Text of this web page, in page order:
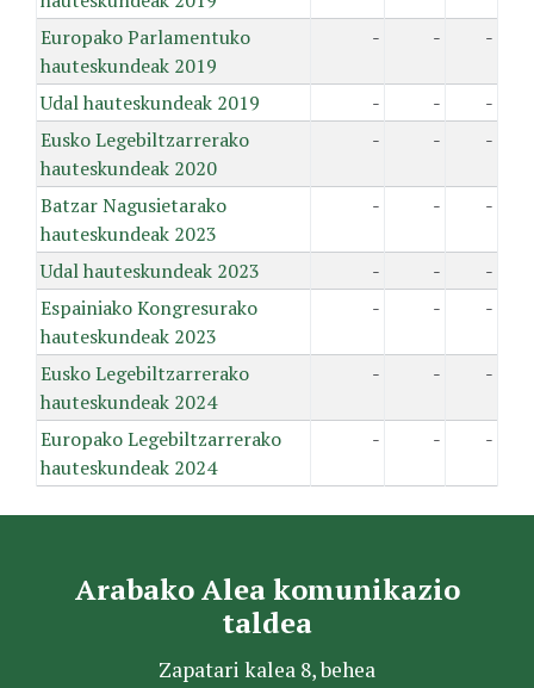
Europako Parlamentuko
hauteskundeak 2019
- - -
Udal hauteskundeak 2019 - -
-
Eusko Legebiltzarrerako
hauteskundeak 2020
- - -
Batzar Nagusietarako
hauteskundeak 2023
- - -
Udal hauteskundeak 2023 - -
-
Espainiako Kongresurako
hauteskundeak 2023
- - -
Eusko Legebiltzarrerako
hauteskundeak 2024
- - -
Europako Legebiltzarrerako
hauteskundeak 2024
- - -
Arabako Alea komunikazio
taldea
Zapatari kalea 8, behea